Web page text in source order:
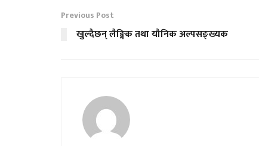
Previous Post
खुल्दैछन् लैङ्गिक तथा यौनिक अल्पसङ्ख्यक